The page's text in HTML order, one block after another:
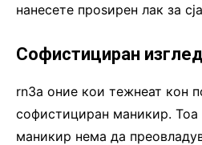
нанесете проѕирен лак за
Софистициран
rnЗа оние кои тежнеат кон
софистициран маникир.
маникир нема да